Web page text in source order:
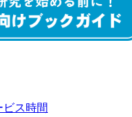
ビス時間